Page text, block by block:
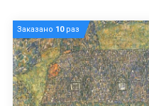
Заказано 10раз